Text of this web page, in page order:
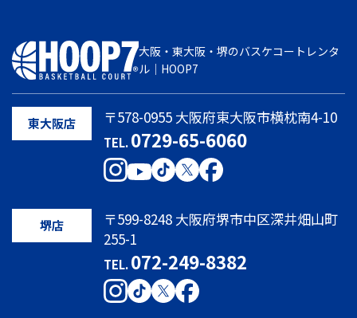
大阪・東大阪・堺のバスケコートレンタ
ル｜HOOP7
東大阪店 〒578-0955 大阪府東大阪市横枕南4-10
TEL.0729-65-6060
堺店
〒599-8248 大阪府堺市中区深井畑山町
255-1
TEL.072-249-8382